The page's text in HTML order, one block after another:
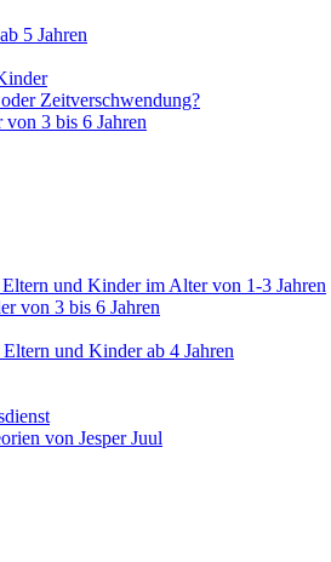
5 Jahren
Zeitverschwendung?
3 bis 6 Jahren
und Kinder im Alter von 1-3 Jahren
von 3 bis 6 Jahren
und Kinder ab 4 Jahren
von Jesper Juul